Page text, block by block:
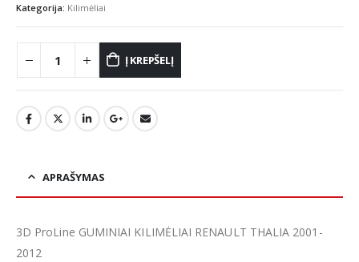
Kategorija: Kilimėliai
Į KREPŠELĮ
APRAŠYMAS
3D ProLine GUMINIAI KILIMĖLIAI RENAULT THALIA 2001-
2012